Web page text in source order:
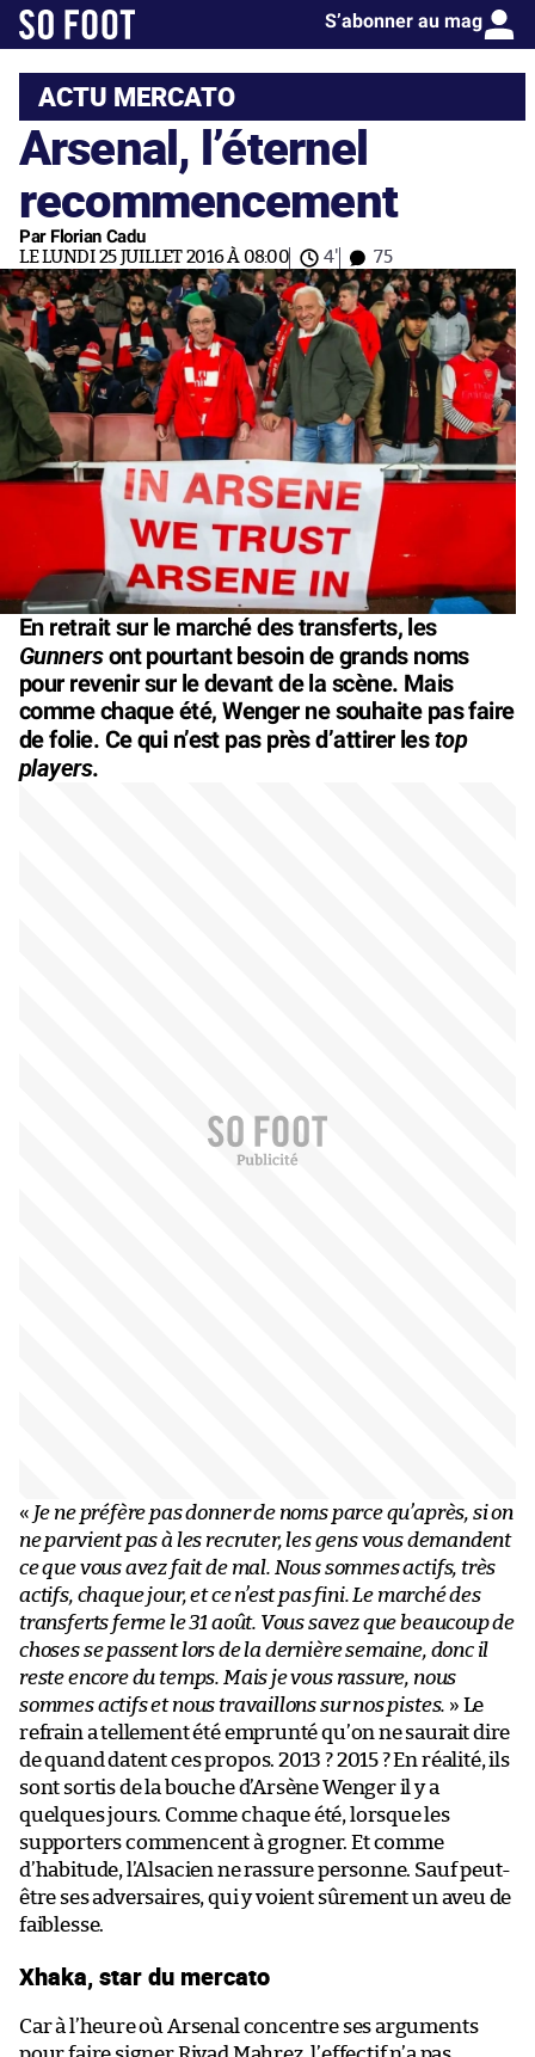
S’abonner au mag
ACTU MERCATO
Arsenal, l’éternel
recommencement
Par Florian Cadu
LE LUNDI 25 JUILLET 2016 À 08:00 4' 75
En retrait sur le marché des transferts, les
Gunnersont pourtant besoin de grands noms
pour revenir sur le devant de la scène. Mais
comme chaque été, Wenger ne souhaite pas faire
de folie. Ce qui n’est pas près d’attirer lestop
players.
« Je ne préfère pas donner de noms parce qu’après, si on
ne parvient pas à les recruter, les gens vous demandent
ce que vous avez fait de mal. Nous sommes actifs, très
actifs, chaque jour, et ce n’est pas fini. Le marché des
transferts ferme le 31 août. Vous savez que beaucoup de
choses se passent lors de la dernière semaine, donc il
reste encore du temps. Mais je vous rassure, nous
sommes actifs et nous travaillons sur nos pistes. » Le
refrain a tellement été emprunté qu’on ne saurait dire
de quand datent ces propos. 2013 ? 2015 ? En réalité, ils
sont sortis de la bouche d’Arsène Wenger il y a
quelques jours. Comme chaque été, lorsque les
supporters commencent à grogner. Et comme
d’habitude, l’Alsacien ne rassure personne. Sauf peut-
être ses adversaires, qui y voient sûrement un aveu de
faiblesse.
Xhaka, star du mercato
Car à l’heure où Arsenal concentre ses arguments